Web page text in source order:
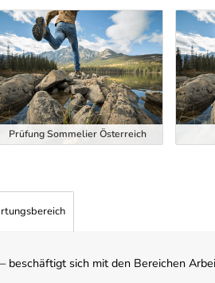
Prüfung Sommelier Österreich
sich mit den Bereichen